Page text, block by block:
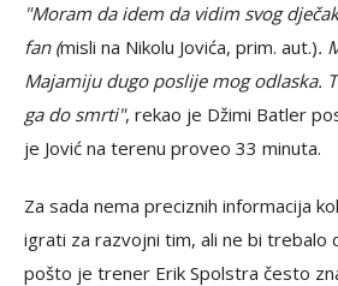
"Moram da idem da vidim svog
fan (misli na Nikolu Jovića, prim. aut.).
Majamiju dugo poslije mog odlaska.
ga do smrti", rekao je Džimi Batler
je Jović na terenu proveo 33 minuta.
Za sada nema preciznih informacija
igrati za razvojni tim, ali ne bi trebalo
pošto je trener Erik Spolstra često